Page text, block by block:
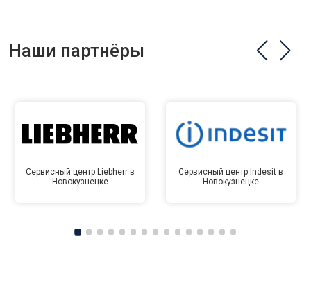
Наши партнёры
Сервисный центр Liebherr в
Новокузнецке
Сервисный центр Indesit в
Новокузнецке